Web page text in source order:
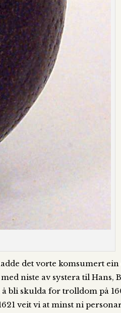
det vorte komsumert ein
niste av systera til Hans,
å bli skulda for trolldom på
veit vi at minst ni